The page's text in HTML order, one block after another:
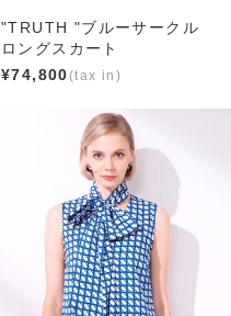
"TRUTH "ブルーサークル
ロングスカート
¥74,800